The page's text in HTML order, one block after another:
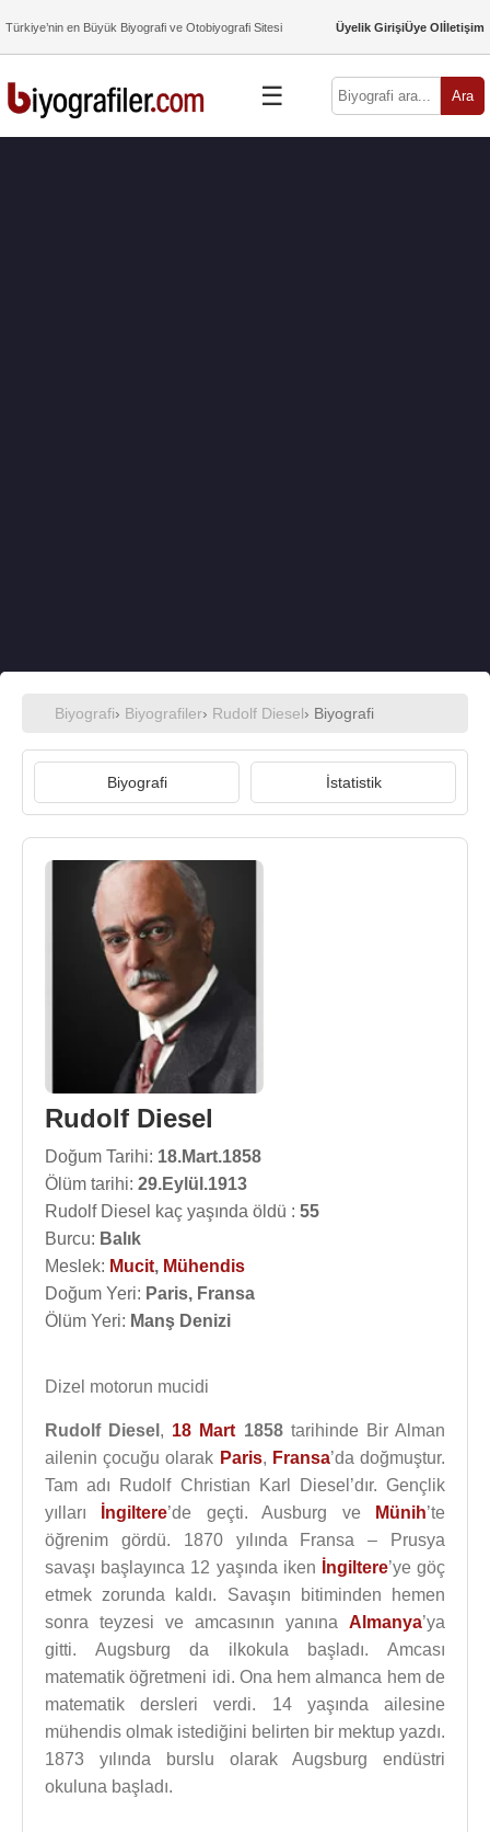
Türkiye’nin en Büyük Biyografi ve Otobiyografi Sitesi Üyelik GirişiÜye Olİletişim
☰ Ara
Biyografi› Biyografiler› Rudolf Diesel› Biyografi
Biyografi İstatistik
Rudolf Diesel
Doğum Tarihi: 18.Mart.1858
Ölüm tarihi: 29.Eylül.1913
Rudolf Diesel kaç yaşında öldü : 55
Burcu: Balık
Meslek: Mucit, Mühendis
Doğum Yeri: Paris, Fransa
Ölüm Yeri: Manş Denizi
Dizel motorun mucidi
Rudolf Diesel , 18 Mart 1858tarihinde Bir Alman
ailenin çocuğu olarak Paris, Fransa’da doğmuştur.
Tam adı Rudolf Christian Karl Diesel’dır. Gençlik
yılları
İngiltere’de geçti. Ausburg ve Münih’te
öğrenim gördü. 1870 yılında Fransa – Prusya
savaşı başlayınca 12 yaşında iken
İngiltere’ye göç
etmek zorunda kaldı. Savaşın bitiminden hemen
sonra teyzesi ve amcasının yanına Almanya’ya
gitti. Augsburg da ilkokula başladı. Amcası
matematik öğretmeni idi. Ona hem almanca hem de
matematik dersleri verdi. 14 yaşında ailesine
mühendis olmak istediğini belirten bir mektup yazdı.
1873 yılında burslu olarak Augsburg endüstri
okuluna başladı.